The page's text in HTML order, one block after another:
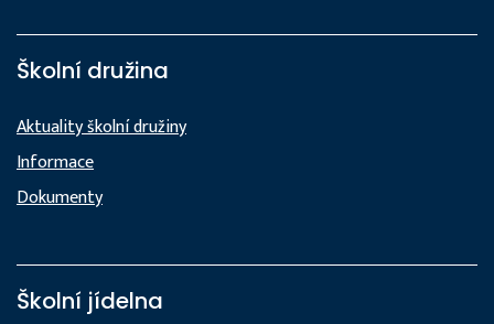
Školní družina
Aktuality školní družiny
Informace
Dokumenty
Školní jídelna